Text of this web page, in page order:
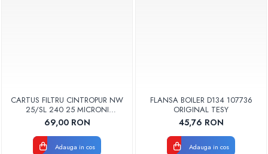
CARTUS FILTRU CINTROPUR NW
25/SL 240 25 MICRONI
MANSOANE FILTRARE SET 5BUC
69,00 RON
Adauga in cos
FLANSA BOILER D134 107736
ORIGINAL TESY
45,76 RON
Adauga in cos